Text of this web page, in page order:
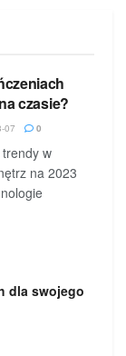
czasie?
07 0
w
na 2023
dla swojego